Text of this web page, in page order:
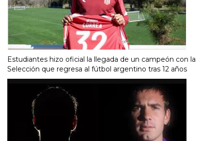
Estudiantes hizo oficial la llegada de un campeón con la
Selección que regresa al fútbol argentino tras 12 años